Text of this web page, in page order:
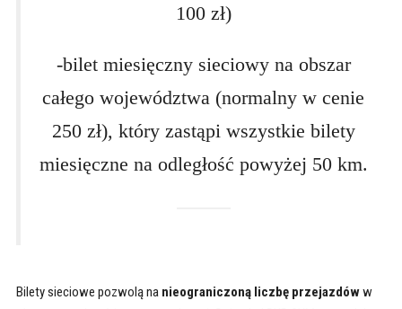
100 zł)
-bilet miesięczny sieciowy na obszar
całego województwa (normalny w cenie
250 zł), który zastąpi wszystkie bilety
miesięczne na odległość powyżej 50 km.
Bilety sieciowe pozwolą na nieograniczoną liczbę przejazdóww